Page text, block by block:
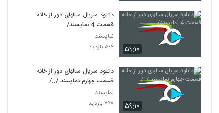
۵۹:۱۰
دانلود سریال سالهای دور از خانه
قسمت 4 نماپسند/
نماپسند
۵۹۲ بازدید
۵۹:۱۰
دانلود سریال سالهای دور از خانه
قسمت چهارم نماپسند /../
نماپسند
۷۷۸ بازدید